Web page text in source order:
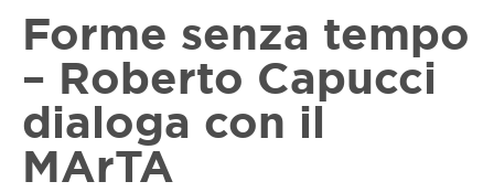
Forme senza tempo
– Roberto Capucci
dialoga con il
MArTA